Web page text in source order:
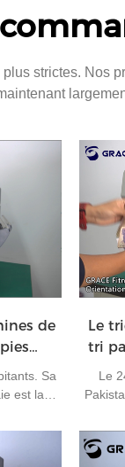
strictes. Nos
de
Sa
est la
dégager
Le
tri
Le
faisant
RMB